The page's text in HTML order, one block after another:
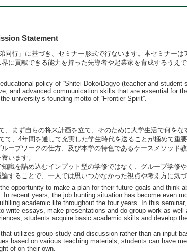
Statement
行」に基づき、セミナー形式で行ないます。本セミナー
に貢献できる能力を持った先導者や起業家を育成するうえ
policy of “Shitei-Doko/Dogyo (teacher and student
and advanced communication skills that are essential for
university’s founding motto of “Frontier Spirit”.
まず自らの将来計画を立て、そのために大学生活で何を
、4年間を通して充実した学生時代を送ることが極めて重
ープワークの仕方、及び本学の特色であるケースメソッド
います。
識を詰め込むインプット型の学修ではなく、グループ学修
することで、一人では思いつかなかった視点や考え方に気
opportunity to make a plan for their future goals and think
recent years, the job hunting situation has become even
academic life throughout the four years. In this
write essays, make presentations and do group work as
students acquire basic academic skills and develop
utilizes group study and discussion rather than an input-
based on various teaching materials, students can have
of on their own.